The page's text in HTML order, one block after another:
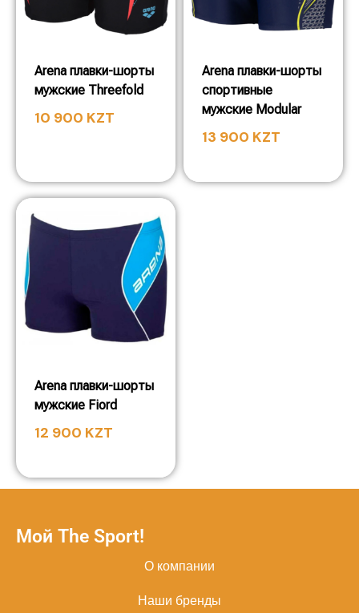
Arena плавки-шорты
мужские Threefold
10 900 KZT
Arena плавки-шорты
спортивные
мужские Modular
13 900 KZT
Arena плавки-шорты
мужские Fiord
12 900 KZT
Мой The Sport!
О компании
Наши бренды